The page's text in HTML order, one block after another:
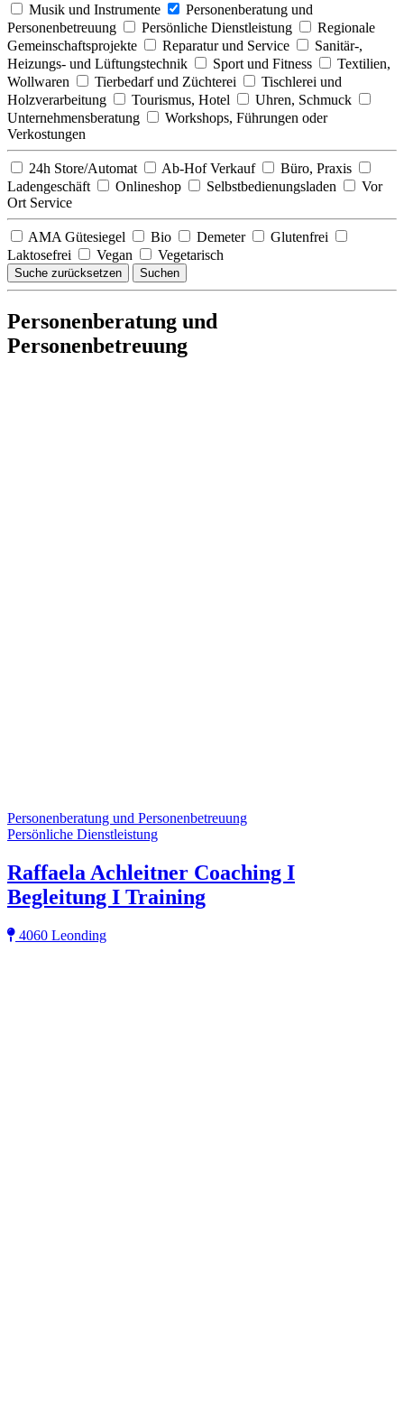
Musik und Instrumente
Personenberatung und
Personenbetreuung
Persönliche Dienstleistung
Regionale
Gemeinschaftsprojekte
Reparatur und Service
Sanitär-,
Heizungs- und Lüftungstechnik
Sport und Fitness
Textilien,
Wollwaren
Tierbedarf und Züchterei
Tischlerei und
Holzverarbeitung
Tourismus, Hotel
Uhren, Schmuck
Unternehmensberatung
Workshops, Führungen oder
Verkostungen
24h Store/Automat Ab-Hof Verkauf
Büro, Praxis
Ladengeschäft
Onlineshop Selbstbedienungsladen
Vor
Ort Service
AMA Gütesiegel Bio Demeter
Glutenfrei
Laktosefrei
Vegan Vegetarisch
Suche zurücksetzen Suchen
Personenberatung und
Personenbetreuung
Personenberatung und Personenbetreuung
Persönliche Dienstleistung
Raffaela Achleitner Coaching I
Begleitung I Training
4060 Leonding